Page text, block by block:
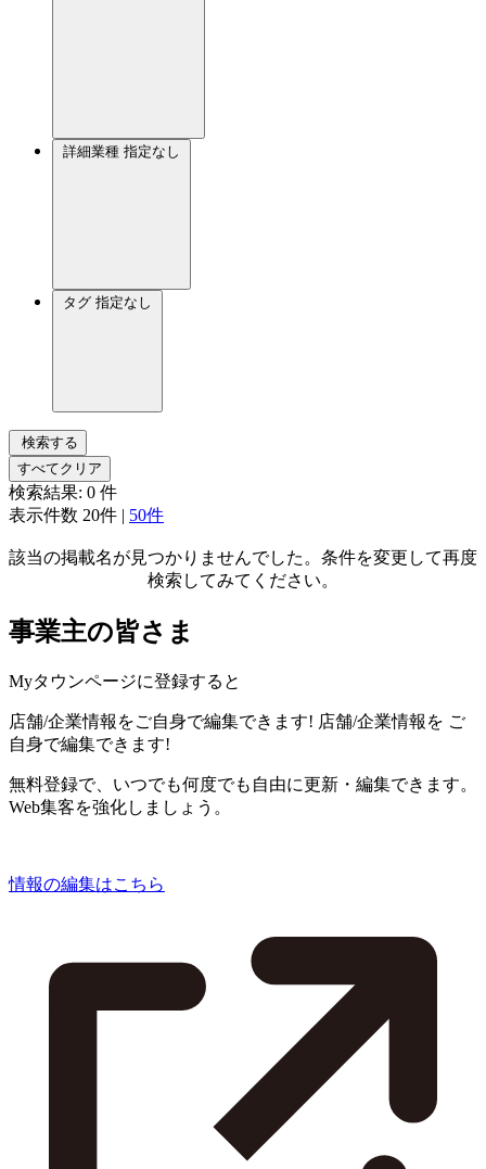
詳細業種 指定なし
タグ 指定なし
検索する
すべてクリア
検索結果: 0 件
表示件数 20件 | 50件
該当の掲載名が見つかりませんでした。条件を変更して再度
検索してみてください。
事業主の皆さま
Myタウンページに登録すると
店舗/企業情報をご自身で編集できます! 店舗/企業情報を ご
自身で編集できます!
無料登録で、いつでも何度でも自由に更新・編集できます。
Web集客を強化しましょう。
情報の編集はこちら